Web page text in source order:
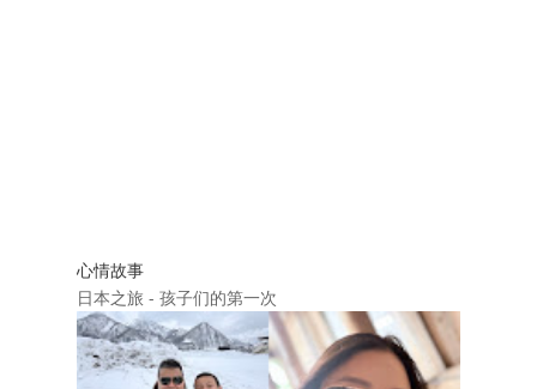
心情故事
日本之旅 - 孩子们的第一次